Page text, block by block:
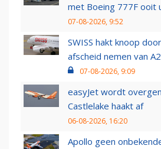
met Boeing 777F ooit
07-08-2026, 9:52
SWISS hakt knoop
afscheid nemen van
07-08-2026, 9:09
easyJet wordt
Castlelake haakt af
06-08-2026, 16:20
Apollo geen